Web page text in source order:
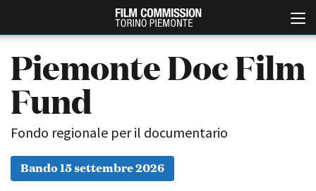
Piemonte Doc Film
Fund
Fondo regionale per il documentario
Bando 15 settembre 2026